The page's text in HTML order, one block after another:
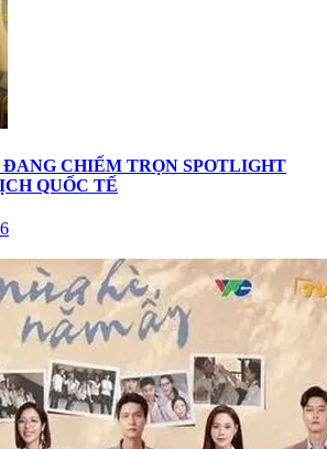
CHIẾM TRỌN SPOTLIGHT
QUỐC TẾ